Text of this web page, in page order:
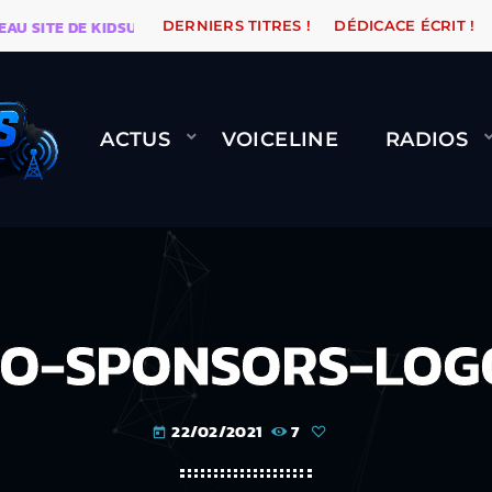
DE KIDSUNE WARÉTRO ORANGE ROAD QUI
DERNIERS TITRES ! DÉDICACE ÉCRIT !
ACTUS VOICELINE RADIOS
SPONSORS-
today 22/02/2021 7